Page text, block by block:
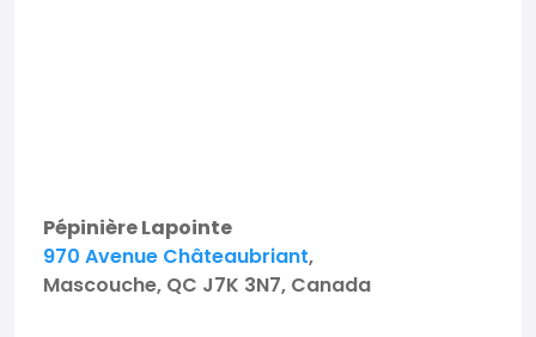
Pépinière Lapointe
970 Avenue Châteaubriant,
Mascouche, QC J7K 3N7, Canada